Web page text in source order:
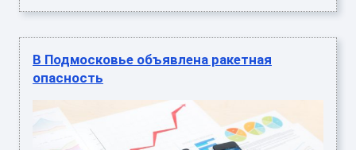
В Подмосковье объявлена ракетная
опасность